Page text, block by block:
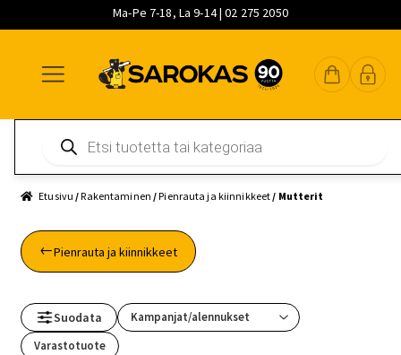
Ma-Pe 7-18, La 9-14 | 02 275 2050
navigointiin
sisältöön
pääsisältöön
search
Etusivu /Rakentaminen /Pienrauta ja kiinnikkeet / Mutterit
Pienrauta ja kiinnikkeet
Suodata
Varastotuote